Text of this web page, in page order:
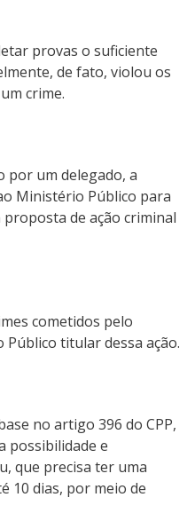
provas o suficiente
de fato, violou os
crime.
por um delegado, a
Ministério Público para
de ação criminal
cometidos pelo
titular dessa ação.
no artigo 396 do CPP,
possibilidade e
que precisa ter uma
10 dias, por meio de